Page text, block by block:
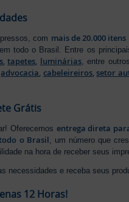
com mais de 20.000
em todo o Brasil. Entre os
,tapetes, luminárias, entre
advocacia, cabeleireiros, setor
Grátis
Oferecemos entrega direta
o Brasil , um número que
na hora de receber seus
necessidades e receba seus
12 Horas!